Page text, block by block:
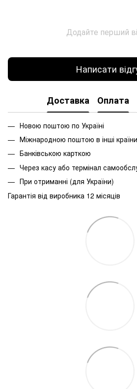
Додайте перший
Написати
Доставка Оплата
Новою поштою по Україні
Міжнародною поштою в інші країни
Банківською карткою
Через касу або термінал
При отриманні (для України)
Гарантія від виробника 12 місяців